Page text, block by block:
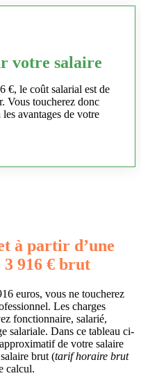
votre salaire
€, le coût salarial est de
Vous toucherez donc
avantages de votre
à partir d’une
916 € brut
euros, vous ne toucherez
Les charges
fonctionnaire, salarié,
salariale. Dans ce tableau ci-
de votre salaire
brut (tarif horaire brut
calcul.